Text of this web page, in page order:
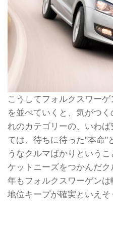
こうしてフォルクスワー
を並べていくと、気がつ
れのカテゴリーの、いわ
ては、待ちに待った"本命"
うなクルマばかりという
ケットニーズをつかんだ
年もフォルクスワーゲン
地位キープが確実といえそ